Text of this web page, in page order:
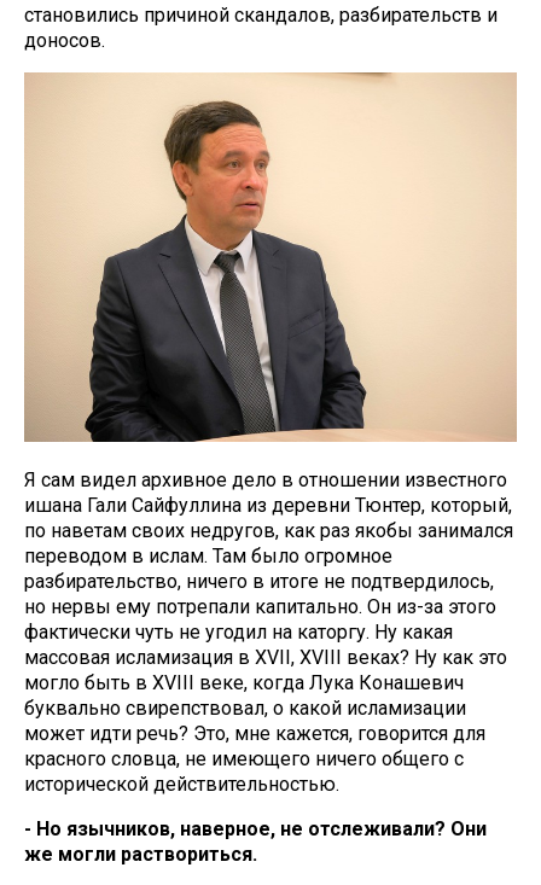
становились причиной скандалов, разбирательств и
доносов.
Я сам видел архивное дело в отношении известного
ишана Гали Сайфуллина из деревни Тюнтер, который,
по наветам своих недругов, как раз якобы занимался
переводом в ислам. Там было огромное
разбирательство, ничего в итоге не подтвердилось,
но нервы ему потрепали капитально. Он из-за этого
фактически чуть не угодил на каторгу. Ну какая
массовая исламизация в XVII, XVIII веках? Ну как это
могло быть в XVIII веке, когда Лука Конашевич
буквально свирепствовал, о какой исламизации
может идти речь? Это, мне кажется, говорится для
красного словца, не имеющего ничего общего с
исторической действительностью.
- Но язычников, наверное, не отслеживали? Они
же могли раствориться.